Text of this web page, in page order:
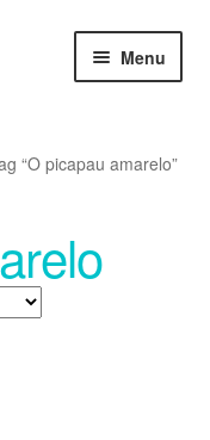
Menu
“O picapau amarelo”